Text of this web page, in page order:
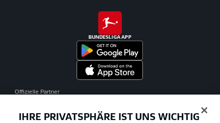
BUNDESLIGA APP
Offizielle Partner
IHRE PRIVATSPHÄRE IST UNS WICHTIG